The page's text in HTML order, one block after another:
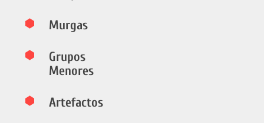
Murgas
Grupos
Menores
Artefactos